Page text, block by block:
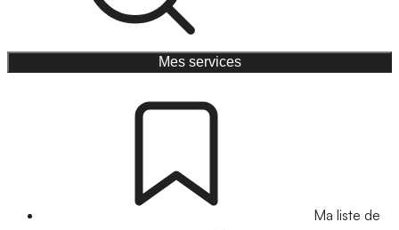
Mes services
Ma liste de